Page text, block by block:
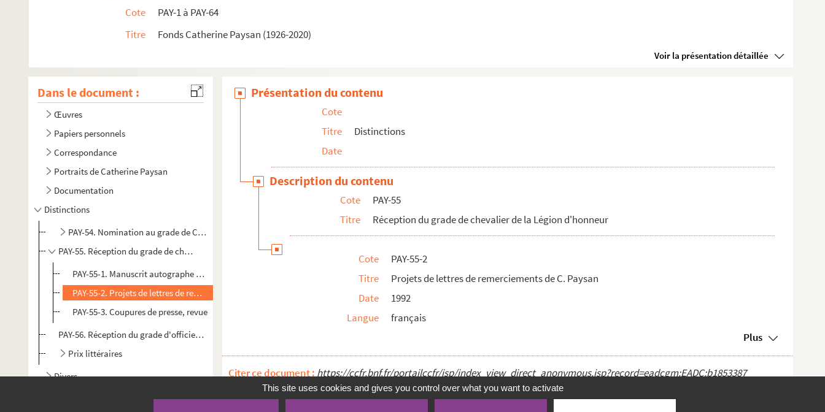
Cote
PAY-1 à PAY-64
Titre
Fonds Catherine Paysan (1926-2020)
Voir la présentation détaillée
Dans le document :
Œuvres
Papiers personnels
Correspondance
Portraits de Catherine Paysan
Documentation
Distinctions
PAY-54. Nomination au grade de Chevalier des Arts et des Lettres
PAY-55. Réception du grade de chevalier de la Légion d'honneur
PAY-55-1. Manuscrit autographe du discours prononcé par Catherine Paysan
PAY-55-2. Projets de lettres de remerciements de C. Paysan
PAY-55-3. Coupures de presse, revue
PAY-56. Réception du grade d'officier de la légion d'honneur
Prix littéraires
Divers
Présentation du contenu
Cote
Titre
Distinctions
Date
Description du contenu
Cote
PAY-55
Titre
Réception du grade de chevalier de la Légion d'honneur
Cote
PAY-55-2
Titre
Projets de lettres de remerciements de C. Paysan
Date
1992
Langue
français
Plus
Citer ce document : https://ccfr.bnf.fr/portailccfr/jsp/index_view_direct_anonymous.jsp?record=eadcgm:EADC:b1853387
This site uses cookies and gives you control over what you want to activate